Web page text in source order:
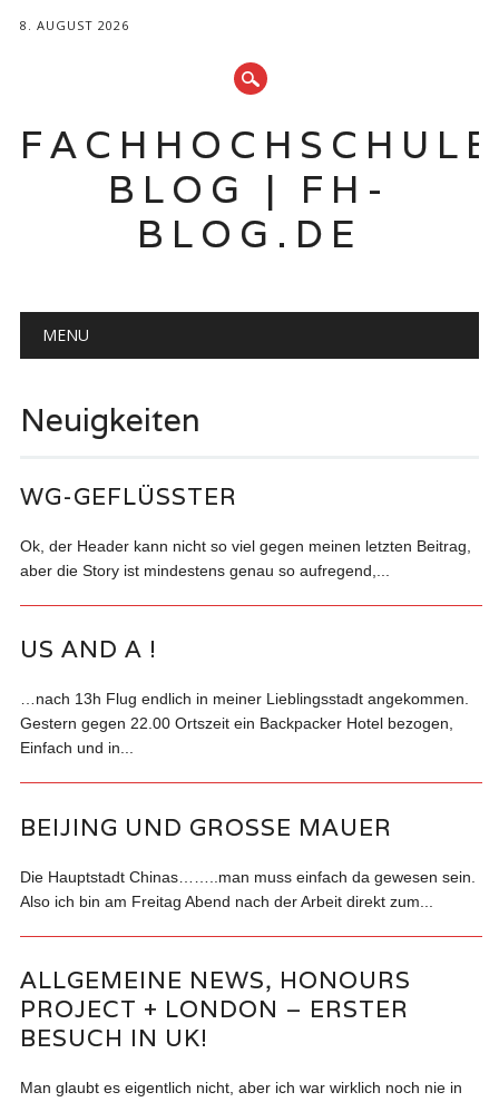
8. AUGUST 2026
BLOG | FH-
BLOG.DE
Hauptmenü
MENU
Neuigkeiten
WG-GEFLÜSSTER
Ok, der Header kann nicht so viel gegen meinen letzten Beitrag,
aber die Story ist mindestens genau so aufregend,...
US AND A !
…nach 13h Flug endlich in meiner Lieblingsstadt angekommen.
Gestern gegen 22.00 Ortszeit ein Backpacker Hotel bezogen,
Einfach und in...
BEIJING UND GROSSE MAUER
Die Hauptstadt Chinas……..man muss einfach da gewesen sein.
Also ich bin am Freitag Abend nach der Arbeit direkt zum...
ALLGEMEINE NEWS, HONOURS
PROJECT + LONDON – ERSTER
BESUCH IN UK!
Man glaubt es eigentlich nicht, aber ich war wirklich noch nie in